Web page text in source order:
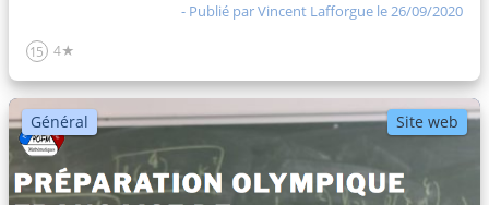
- Publié parVincent Lafforgue le 26/09/2020
15 4★
Général Site web